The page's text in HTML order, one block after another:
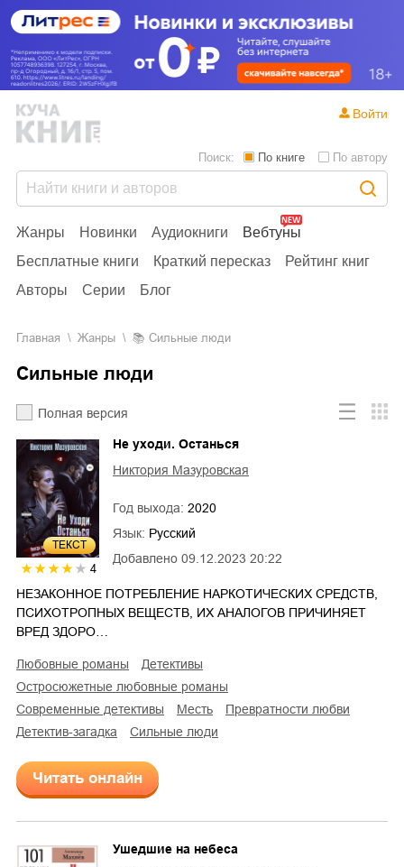
Жанры Новинки Аудиокниги
Вебтуны
Бесплатные книги
Краткий пересказ
Рейтинг книг
Авторы
Серии Блог
Поиск: По книге По автору
Войти
Главная Жанры Сильные люди
Сильные люди
Полная версия
ТЕКСТ
4
Добавлено 09.12.2023 20:22
Не уходи. Останься
Никтория Мазуровская
Год выхода: 2020
Язык: Русский
НЕЗАКОННОЕ ПОТРЕБЛЕНИЕ НАРКОТИЧЕСКИХ СРЕДСТВ,
ПСИХОТРОПНЫХ ВЕЩЕСТВ, ИХ АНАЛОГОВ ПРИЧИНЯЕТ
ВРЕД ЗДОРО…
любовные романы
детективы
остросюжетные любовные романы
современные детективы
месть
превратности любви
детектив-загадка
сильные люди
Читать онлайн
Ушедшие на небеса